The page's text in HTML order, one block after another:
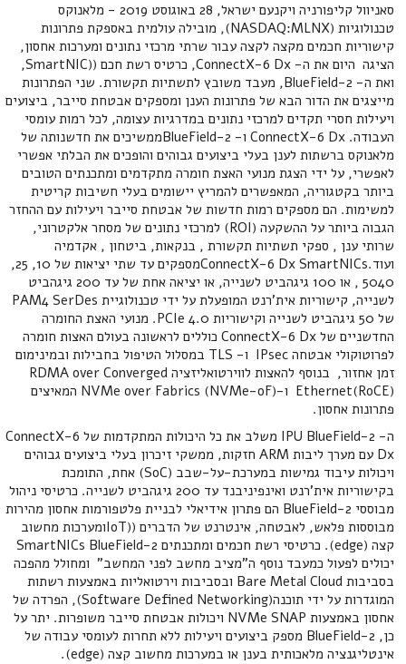
סאניוול קליפורניה ויקנעם ישראל, 28 באוגוסט 2019 - מלאנוקס
טכנולוגיות (NASDAQ:MLNX), מובילה עולמית באספקת פתרונות
קישוריות חכמים מקצה לקצה עבור שרתי מרכזי נתונים ומערכות אחסון,
הציגה היום את ה- ConnectX-6 Dx, כרטיס רשת חכם ((SmartNIC,
ואת ה- BlueField-2, מעבד משובץ לתשתיות תקשורת. שני הפתרונות
מייצגים את הדור הבא של פתרונות הענן ומספקים אבטחת סייבר, ביצועים
ויעילות חסרי תקדים למרכזי נתונים במדרגיות עצומה, לכל רמות עומסי
העבודה. ConnectX-6 Dx ו- BlueField-2ממשיכים את חדשנותה של
מלאנוקס ברשתות לענן בעלי ביצועים גבוהים והופכים את הבלתי אפשרי
לאפשרי, על ידי הצגת מנועי האצת חומרה מתקדמים ומתכנתים הטובים
ביותר בקטגוריה, המאפשרים להמריץ יישומים בעלי חשיבות קריטית
למשימות. הם מספקים רמות חדשות של אבטחת סייבר ויעילות עם ההחזר
הגבוה ביותר על ההשקעה (ROI) למרכזי נתונים של מסחר אלקטרוני,
שרותי ענן , ספקי תשתיות תקשורת , בנקאות, ביטחון , אקדמיה
ועוד.ConnectX-6 Dx SmartNICsמספקים עד שתי יציאות של 10, 25,
5040 , או 100 גיגהביט לשנייה, או יציאה אחת של עד 200 גיגהביט
לשנייה, קישוריות אית'רנט המופעלת על ידי טכנולוגיית PAM4 SerDes
של 50 גיגהביט לשנייה וקישוריות PCIe 4.0. מנועי האצת החומרה
החדשניים של ConnectX-6 Dx כוללים לראשונה בעולם האצות חומרה
לפרוטוקולי אבטחה IPsec ו- TLS במסלול הטיפול בחבילות ובמינימום
זמן אחזור, בנוסף להאצות לווירטואליזציה RDMA over Converged
Ethernet(RoCE) ו-NVMe over Fabrics (NVMe-oF) המאיצים
פתרונות אחסון.
ה- IPU BlueField-2 משלב את כל היכולות המתקדמות של ConnectX-6
Dx עם מערך ליבות ARM חזקות, ממשקי זיכרון בעלי ביצועים גבוהים
ויכולות עיבוד גמישות במערכת-על-שבב (SoC) אחת, התומכת
בקישוריות אית'רנט ואינפיניבנד עד 200 גיגהביט לשנייה. כרטיסי ניהול
מבוססי BlueField-2 הם פתרון אידיאלי לבניית פלטפורמות אחסון מהירות
מבוססות פלאש, לאבטחה, אינטרנט של הדברים ((IoTומערכות מחשוב
קצה (edge). כרטיסי רשת חכמים ומתכנתים SmartNICs BlueField-2
יכולים לפעול כמעבד נוסף ה"מציב מחשב לפני המחשב" ומחולל מהפכה
בסביבות Bare Metal Cloud ובסביבות וירטואליות באמצעות רשתות
המוגדרות על ידי תוכנה(Software Defined Networking), הפרדה של
אחסון באמצעות NVMe SNAP ויכולות אבטחת סייבר משופרות. יתר על
כן, BlueField-2 מספק ביצועים ויעילות ללא תחרות לעומסי עבודה של
אינטליגנציה מלאכותית בענן או במערכות מחשוב קצה (edge).